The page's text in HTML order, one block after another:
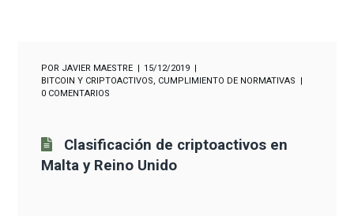
POR JAVIER MAESTRE
15/12/2019
BITCOIN Y CRIPTOACTIVOS, CUMPLIMIENTO DE NORMATIVAS
0 COMENTARIOS
Clasificación de criptoactivos en
Malta y Reino Unido